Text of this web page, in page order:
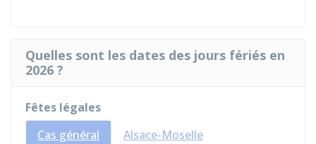
Quelles sont les dates des jours fériés en
2026 ?
Fêtes légales
Cas général
Alsace-Moselle